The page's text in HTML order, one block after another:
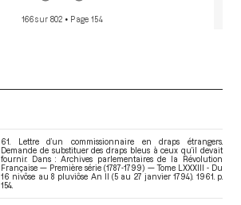
166 sur 802 • Page 154
61. Lettre d’un commissionnaire en draps étrangers.
Demande de substituer des draps bleus à ceux qu’il devait
fournir. Dans : Archives parlementaires de la Révolution
Française — Première série (1787-1799) — Tome LXXXIII - Du
16 nivôse au 8 pluviôse An II (5 au 27 janvier 1794) . 1961. p.
154.